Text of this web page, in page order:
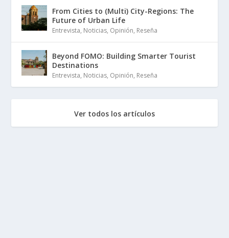
From Cities to (Multi) City-Regions: The
Future of Urban Life
Entrevista, Noticias, Opinión, Reseña
Beyond FOMO: Building Smarter Tourist
Destinations
Entrevista, Noticias, Opinión, Reseña
Ver todos los artículos